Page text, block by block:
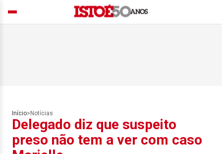
Início> Notícias
Delegado diz que suspeito
preso não tem a ver com caso